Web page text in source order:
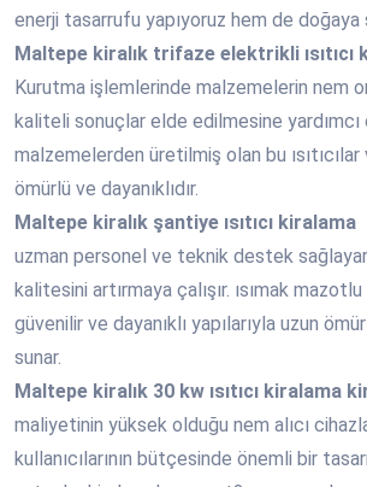
enerji tasarrufu yapıyoruz hem de doğaya
Maltepe kiralık trifaze elektrikli
Kurutma işlemlerinde malzemelerin nem
kaliteli sonuçlar elde edilmesine
malzemelerden üretilmiş olan bu
ömürlü ve dayanıklıdır.
Maltepe kiralık şantiye ısıtıcı kiralama
uzman personel ve teknik destek
kalitesini artırmaya çalışır. ısımak mazotlu
güvenilir ve dayanıklı yapılarıyla uzun
sunar.
Maltepe kiralık 30 kw ısıtıcı kiralama
maliyetinin yüksek olduğu nem alıcı
kullanıcılarının bütçesinde önemli bir